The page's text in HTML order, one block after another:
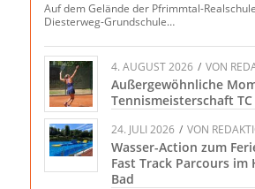
Auf dem Gelände der Pfrimmtal-
Diesterweg-Grundschule…
4. AUGUST 2026 / VON
Außergewöhnliche
Tennismeisterschaft
24. JULI 2026 / VON
Wasser-Action zum
Fast Track Parcours im
Bad